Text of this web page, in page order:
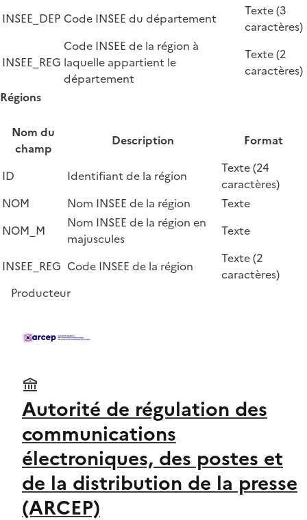
INSEE_DEP Code INSEE du département
Texte (3
caractères)
INSEE_REG
Code INSEE de la région à
laquelle appartient le
département
Texte (2
caractères)
Régions
Nom du
champ
Description Format
ID Identifiant de la région
Texte (24
caractères)
NOM
Nom INSEE de la région
Texte
NOM_M
Nom INSEE de la région en
majuscules
Texte
INSEE_REG Code INSEE de la région
Texte (2
caractères)
Producteur
Autorité de régulation des
communications
électroniques, des postes et
de la distribution de la presse
(ARCEP)